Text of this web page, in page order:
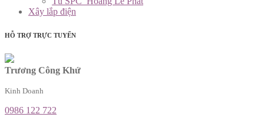
Xây lắp điện
HỖ TRỢ TRỰC TUYẾN
Trương Công Khứ
Kinh Doanh
0986 122 722